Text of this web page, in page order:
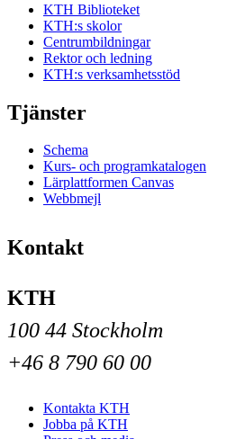
KTH Biblioteket
KTH:s skolor
Centrumbildningar
Rektor och ledning
KTH:s verksamhetsstöd
Tjänster
Schema
Kurs- och programkatalogen
Lärplattformen Canvas
Webbmejl
Kontakt
KTH
100 44 Stockholm
+46 8 790 60 00
Kontakta KTH
Jobba på KTH